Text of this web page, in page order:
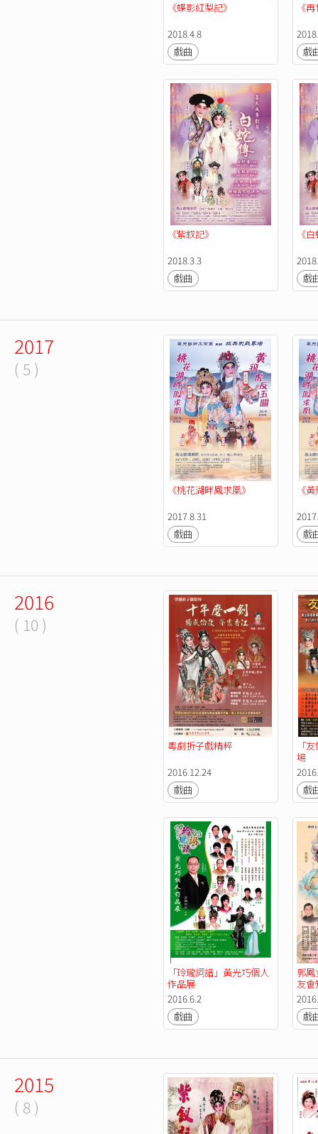
《蝶影紅梨記》
2018.4.8
戲曲
《
戲
《紫釵記》
2018.3.3
戲曲
《
戲
2017
( 5 )
《桃花湖畔鳳求凰》
2017.8.31
戲曲
《
戲
2016
( 10 )
粵劇折子戲精粹
2016.12.24
戲曲
「
場
戲
「玲瓏詞譜」黃光巧個人
作品展
2016.6.2
戲曲
郭
友會
戲
2015
( 8 )